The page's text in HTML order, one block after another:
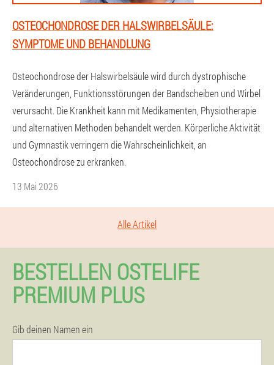
OSTEOCHONDROSE DER HALSWIRBELSÄULE:
SYMPTOME UND BEHANDLUNG
Osteochondrose der Halswirbelsäule wird durch dystrophische
Veränderungen, Funktionsstörungen der Bandscheiben und Wirbel
verursacht. Die Krankheit kann mit Medikamenten, Physiotherapie
und alternativen Methoden behandelt werden. Körperliche Aktivität
und Gymnastik verringern die Wahrscheinlichkeit, an
Osteochondrose zu erkranken.
13 Mai 2026
Alle Artikel
BESTELLEN OSTELIFE
PREMIUM PLUS
Gib deinen Namen ein